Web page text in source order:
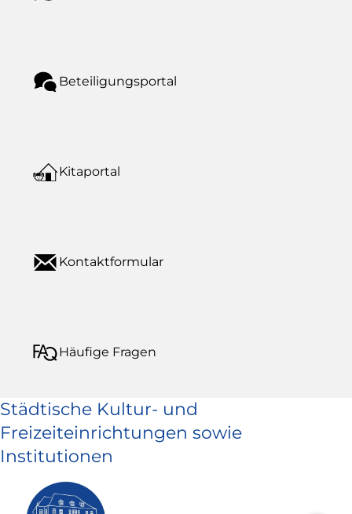
Beteiligungsportal
Kitaportal
Kontaktformular
Häufige Fragen
Städtische Kultur- und
Freizeiteinrichtungen sowie
Institutionen